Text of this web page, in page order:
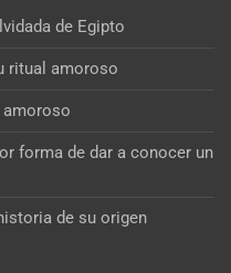
de Egipto
ritual amoroso
forma de dar a conocer un
de su origen